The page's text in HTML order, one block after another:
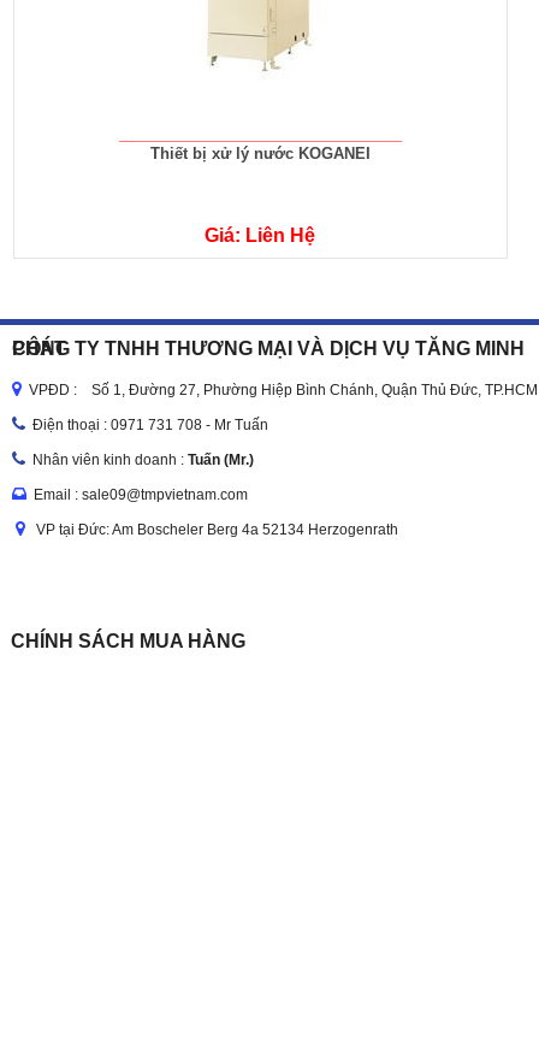
Thiết bị xử lý nước KOGANEI
Giá: Liên Hệ
CÔNG TY TNHH THƯƠNG MẠI VÀ DỊCH VỤ TĂNG MINH PHÁT
VPĐD : Số 1, Đường 27, Phường Hiệp Bình Chánh, Quận Thủ Đức, TP.HCM
Điện thoại : 0971 731 708 - Mr Tuấn
Nhân viên kinh doanh : Tuấn (Mr.)
Email : sale09@tmpvietnam.com
VP tại Đức: Am Boscheler Berg 4a 52134 Herzogenrath
CHÍNH SÁCH MUA HÀNG